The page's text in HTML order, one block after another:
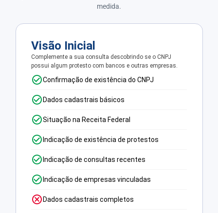
medida.
Visão Inicial
Complemente a sua consulta descobrindo se o CNPJ
possui algum protesto com bancos e outras empresas.
Confirmação de existência do CNPJ
Dados cadastrais básicos
Situação na Receita Federal
Indicação de existência de protestos
Indicação de consultas recentes
Indicação de empresas vinculadas
Dados cadastrais completos